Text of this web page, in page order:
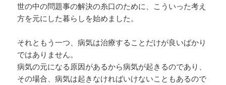
世の中の問題事の解決の糸口のために、こういった考え
方を元にした暮らしを始めました。
それともう一つ、病気は治療することだけが良いばかり
ではありません。
病気の元になる原因があるから病気が起きるのであり、
その場合、病気は起きなければいけないこともあるので